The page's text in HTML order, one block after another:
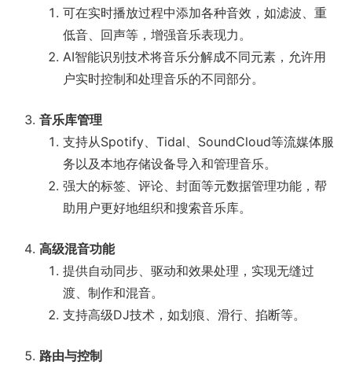
可在实时播放过程中添加各种音效，如滤波、重
低音、回声等，增强音乐表现力。
AI智能识别技术将音乐分解成不同元素，允许用
户实时控制和处理音乐的不同部分。
音乐库管理
支持从Spotify、Tidal、SoundCloud等流媒体服
务以及本地存储设备导入和管理音乐。
强大的标签、评论、封面等元数据管理功能，帮
助用户更好地组织和搜索音乐库。
高级混音功能
提供自动同步、驱动和效果处理，实现无缝过
渡、制作和混音。
支持高级DJ技术，如划痕、滑行、掐断等。
路由与控制